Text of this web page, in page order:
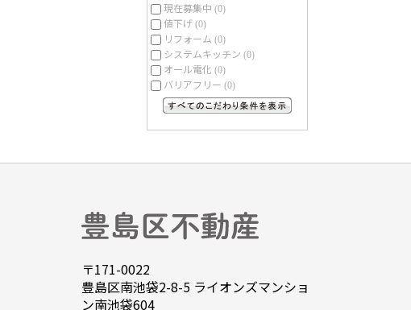
現在募集中 (0)
値下げ (0)
リフォーム (0)
システムキッチン (0)
オール電化 (0)
バリアフリー (0)
〒171-0022
豊島区南池袋2-8-5 ライオンズマンショ
ン南池袋604